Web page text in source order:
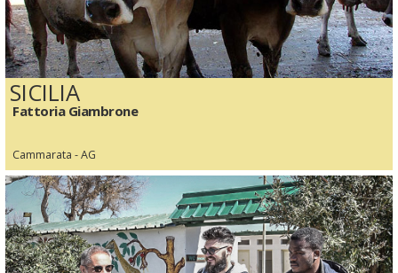
SICILIA
Fattoria Giambrone
Cammarata - AG